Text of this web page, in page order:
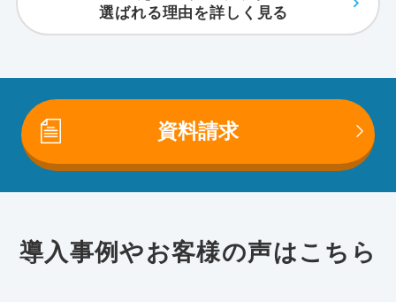
選ばれる理由を詳しく見る
資料請求
導入事例やお客様の声はこちら